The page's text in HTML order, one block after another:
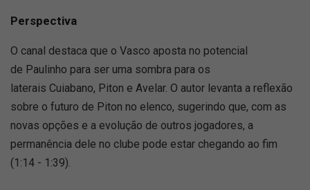
Perspectiva
O canal destaca que o Vasco aposta no potencial
de Paulinho para ser uma sombra para os
laterais Cuiabano, Piton e Avelar. O autor levanta a reflexão
sobre o futuro de Piton no elenco, sugerindo que, com as
novas opções e a evolução de outros jogadores, a
permanência dele no clube pode estar chegando ao fim
(1:14 - 1:39).